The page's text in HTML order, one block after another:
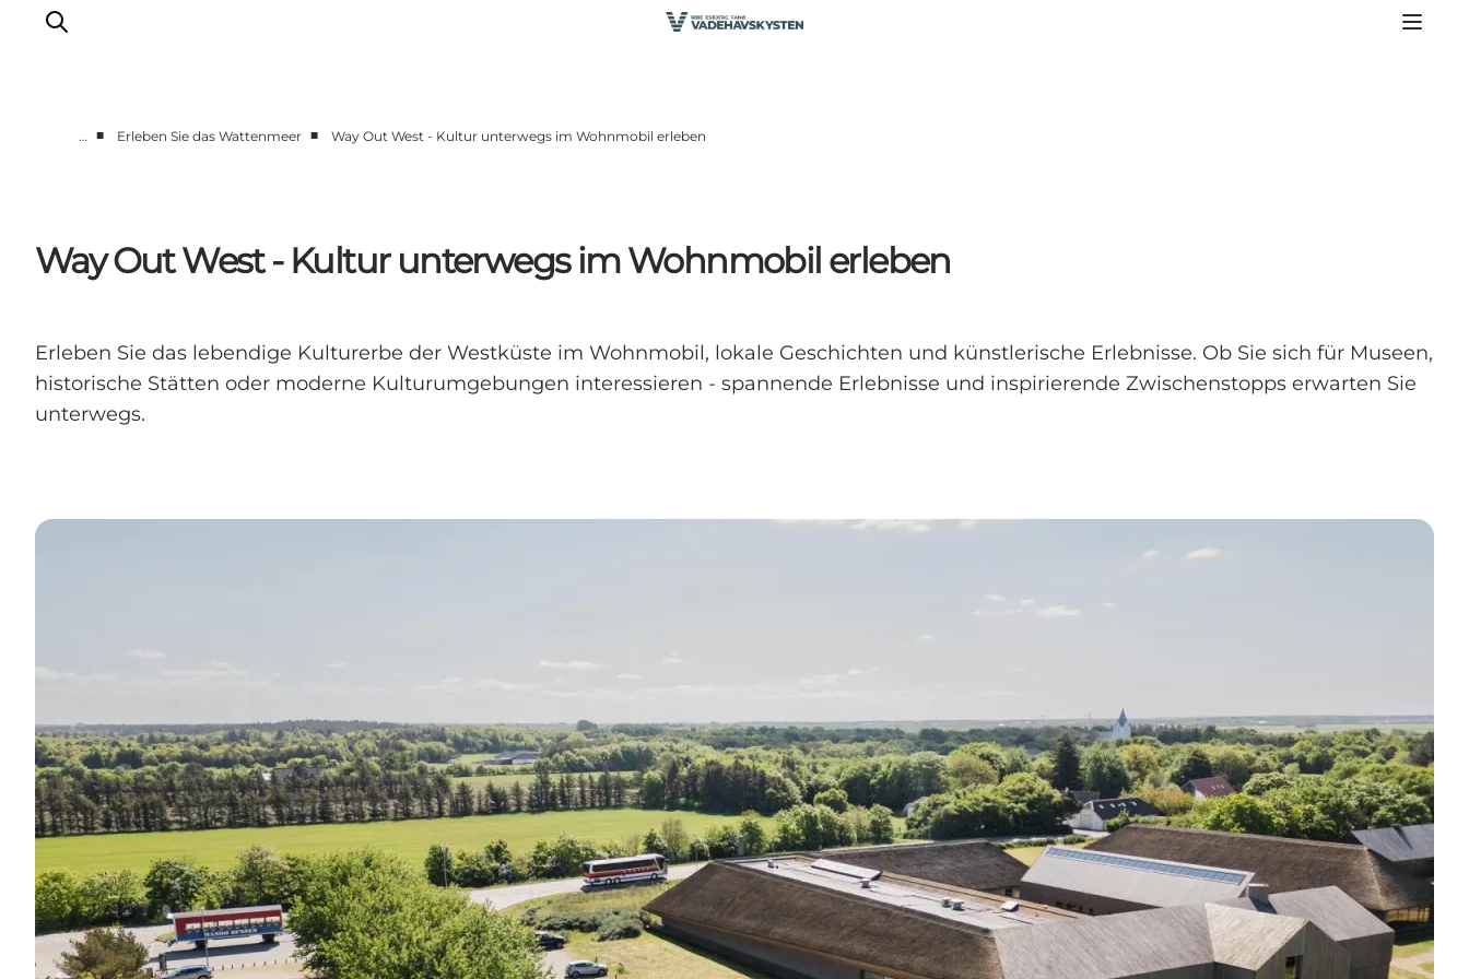
Fanø
Mandø
Essen und Schlafen
Veranstaltungen
… ■ Erleben Sie das Wattenmeer ■ Way Out West - Kultur unterwegs im Wohnmobil erleben
Way Out West - Kultur unterwegs im Wohnmobil erleben
Erleben Sie das lebendige Kulturerbe der Westküste im Wohnmobil, lokale Geschichten und künstlerische Erlebnisse. Ob Sie sich für Museen,
historische Stätten oder moderne Kulturumgebungen interessieren - spannende Erlebnisse und inspirierende Zwischenstopps erwarten Sie
unterwegs.